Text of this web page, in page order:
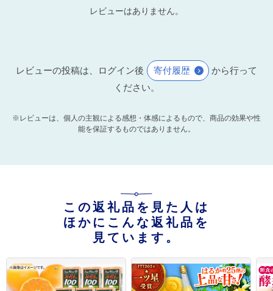
レビューはありません。
レビューの投稿は、ログイン後 寄付履歴
から行って
ください。
※レビューは、個人の主観による感想・体感によるもので、商品の効果や性
能を保証するものではありません。
この返礼品を見た人は
ほかにこんな返礼品を
見ています。